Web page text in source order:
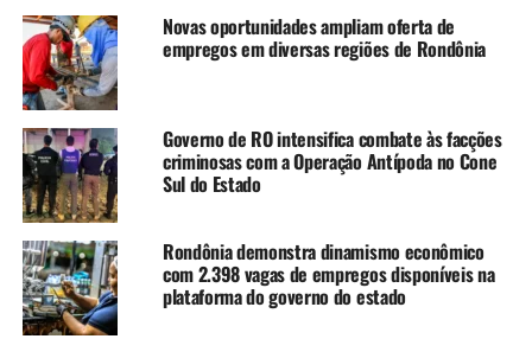
Novas oportunidades ampliam oferta de
empregos em diversas regiões de Rondônia
Governo de RO intensifica combate às facções
criminosas com a Operação Antípoda no Cone
Sul do Estado
Rondônia demonstra dinamismo econômico
com 2.398 vagas de empregos disponíveis na
plataforma do governo do estado